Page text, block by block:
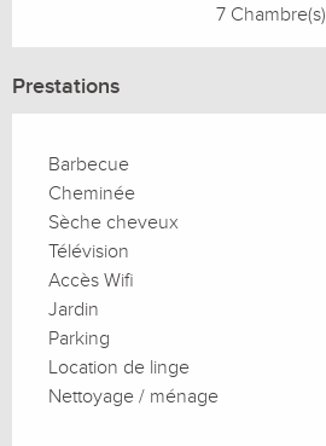
7 Chambre(s)
Prestations
Barbecue
Cheminée
Sèche cheveux
Télévision
Accès Wifi
Jardin
Parking
Location de linge
Nettoyage / ménage